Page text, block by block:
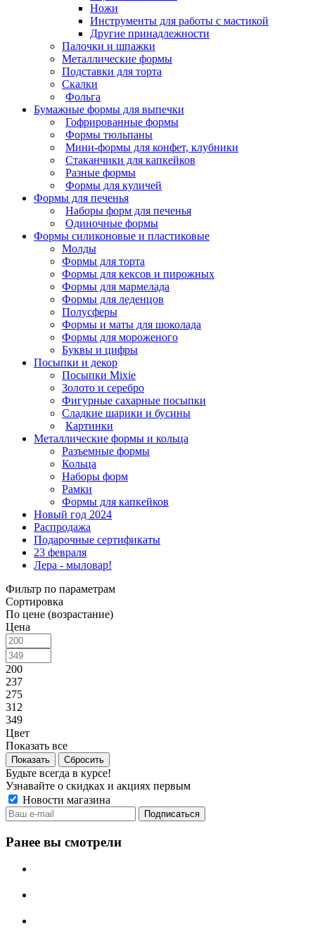
Ножи
Инструменты для работы с мастикой
Другие принадлежности
Палочки и шпажки
Металлические формы
Подставки для торта
Скалки
Фольга
Бумажные формы для выпечки
Гофрированные формы
Формы тюльпаны
Мини-формы для конфет, клубники
Стаканчики для капкейков
Разные формы
Формы для куличей
Формы для печенья
Наборы форм для печенья
Одиночные формы
Формы силиконовые и пластиковые
Молды
Формы для торта
Формы для кексов и пирожных
Формы для мармелада
Формы для леденцов
Полусферы
Формы и маты для шоколада
Формы для мороженого
Буквы и цифры
Посыпки и декор
Посыпки Mixie
Золото и серебро
Фигурные сахарные посыпки
Сладкие шарики и бусины
Картинки
Металлические формы и кольца
Разъемные формы
Кольца
Наборы форм
Рамки
Формы для капкейков
Новый год 2024
Распродажа
Подарочные сертификаты
23 февраля
Лера - мыловар!
Фильтр по параметрам
Сортировка
По цене (возрастание)
Цена
200
237
275
312
349
Цвет
Показать все
Сбросить
Будьте всегда в курсе!
Узнавайте о скидках и акциях первым
Новости магазина
Ранее вы смотрели